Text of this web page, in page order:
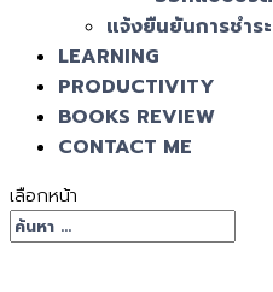
แจ้งยืนยันการชำร
LEARNING
PRODUCTIVITY
BOOKS REVIEW
CONTACT ME
เลือกหน้า